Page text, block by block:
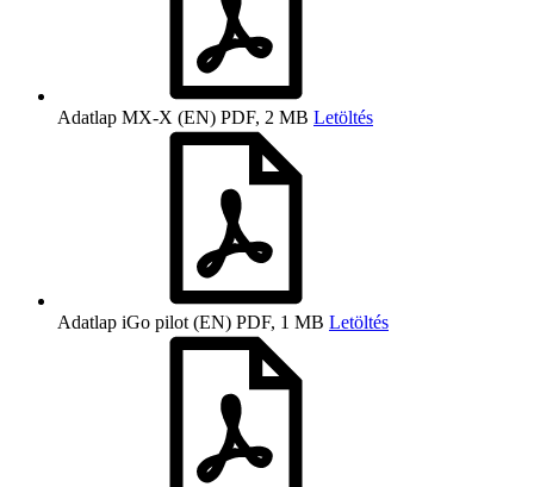
Adatlap MX-X (EN) PDF, 2 MB Letöltés
Adatlap iGo pilot (EN) PDF, 1 MB Letöltés